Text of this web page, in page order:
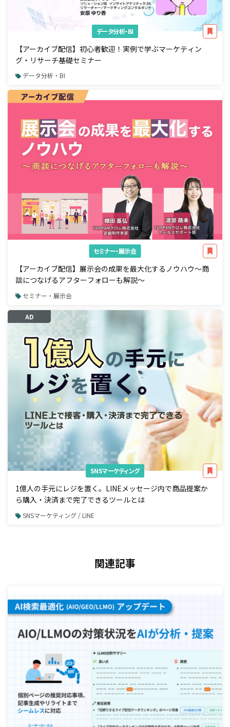
データ分析・BI
【アーカイブ配信】初心者歓迎！実例で学ぶマーケティン
グ・リサーチ基礎セミナー
データ分析・BI
セミナー・展示会
【アーカイブ配信】展示会の成果を最大化するノウハウ～商
談につなげるアフターフォローも解説～
セミナー・展示会
AD
SNSマーケティング
1億人の手元にレジを置く。LINEメッセージ内で商品提案か
ら購入・決済まで完了できるツールとは
SNSマーケティング / LINE
関連記事